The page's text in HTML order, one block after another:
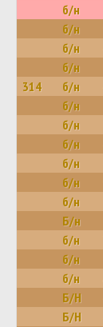
б/н
б/н
б/н
б/н
314 б/н
б/н
б/н
б/н
б/н
б/н
б/н
Б/н
б/н
б/н
б/н
Б/Н
Б/Н